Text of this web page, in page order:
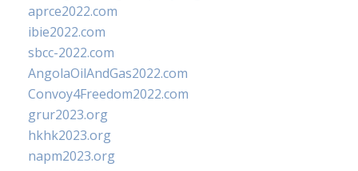
aprce2022.com
ibie2022.com
sbcc-2022.com
AngolaOilAndGas2022.com
Convoy4Freedom2022.com
grur2023.org
hkhk2023.org
napm2023.org